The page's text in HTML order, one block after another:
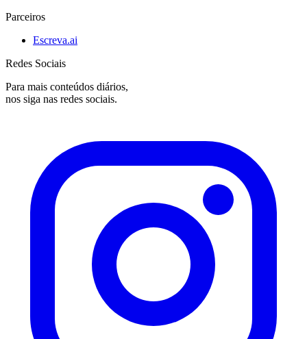
Parceiros
Escreva.ai
Redes Sociais
Para mais conteúdos diários,
nos siga nas redes sociais.